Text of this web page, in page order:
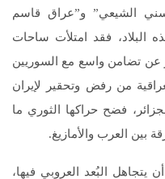
السني الشيعي” و”عراق قاسم
البلاد، فقد امتلأت ساحات
عن تضامن واسع مع السوريين
من رفض وتحقير لإيران
فضح حراكها الثوري ما
بين العرب والأمازيغ.
يتجاهل البُعد العروبي فيها،